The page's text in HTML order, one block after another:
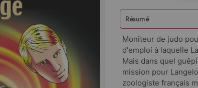
Résumé
Moniteur de judo
d'emploi à laquelle
Mais dans quel
mission pour
zoologiste français